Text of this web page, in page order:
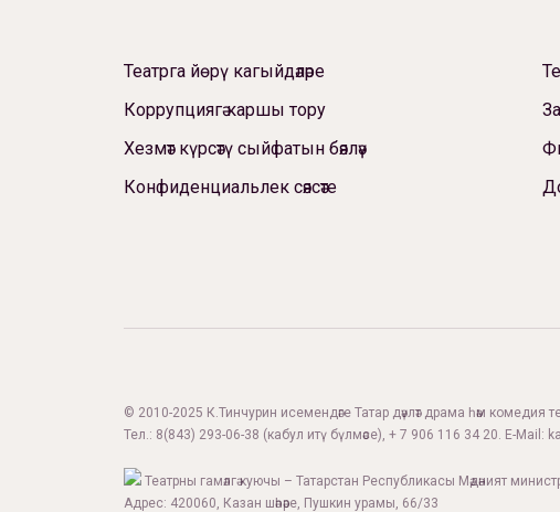
Театрга йөрү кагыйдәләре
Коррупциягә каршы тору
Хезмәт күрсәтү сыйфатын бәяләү
Конфиденциальлек сәясәте
© 2010-2025 К.Тинчурин исемендәге Татар дәүләт драма һәм комедия
Тел.: 8(843) 293-06-38 (кабул итү бүлмәсе), + 7 906 116 34 20. E-Mail:
Театрны гамәлгә куючы – Татарстан Республикасы Мәдәният
Адрес: 420060, Казан шәһәре, Пушкин урамы, 66/33